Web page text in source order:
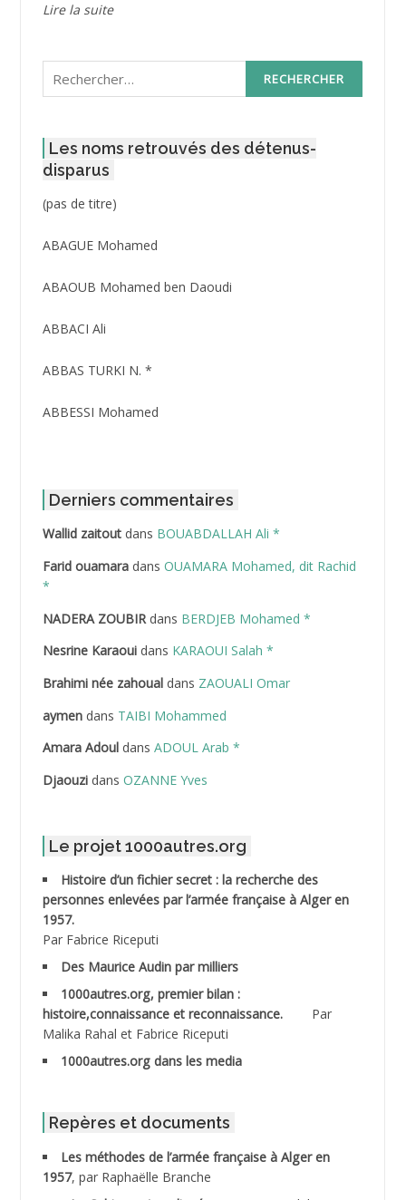
Lire la suite
Rechercher :
Les noms retrouvés des détenus-
disparus
(pas de titre)Post
3416
ABAGUE Mohamed
ABAOUB Mohamed ben Daoudi
ABBACI Ali
ABBAS TURKI N. *
ABBESSI Mohamed
ABDAT Amar
ABDEDDAIM Hamid
ABDELAZIZ Mohamed
ABDELHAFID Lakhdar
ABDELLI Mohamed
ABDELLI Mohamed *
ABDELMOUMENE Ahmed
ABDESMED Mohamed ben Kaddour
ABDESSELAMI Kouider
ABDESSLEM Ahmed dit le Coiffeur
ABDOUDOU
ABID Mohamed
ABNOUN Salah
Derniers commentaires
Wallid zaitoutdans BOUABDALLAH Ali *
Farid ouamaradans OUAMARA Mohamed, dit Rachid
*
NADERA ZOUBIRdans BERDJEB Mohamed *
Nesrine Karaouidans KARAOUI Salah *
Brahimi née zahoualdans ZAOUALI Omar
aymendans TAIBI Mohammed
Amara Adouldans ADOUL Arab *
Djaouzidans OZANNE Yves
Le projet 1000autres.org
Histoire d’un fichier secret : la recherche des
personnes enlevées par l’armée française à Alger en
1957.
Par Fabrice Riceputi
Des Maurice Audin par milliers
1000autres.org, premier bilan :
histoire,connaissance et reconnaissance.
Par
Malika Rahal et Fabrice Riceputi
1000autres.org dans les media
Repères et documents
Les méthodes de l’armée française à Alger en
1957, par Raphaëlle Branche